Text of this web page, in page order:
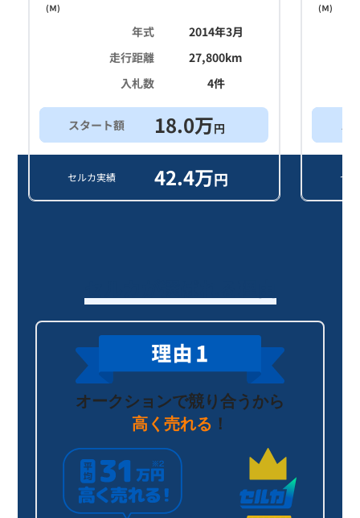
(Ｍ)
年式
2014年3月
走行距離
27,800km
入札数
4件
スタート額 18.0万円
セルカ実績 42.4万円
(Ｍ)
セ
オークションで競り合うから
高く売れる ！